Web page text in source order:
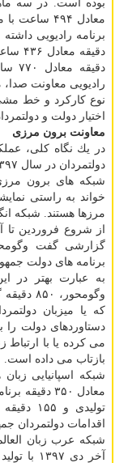
معادل ۴۹۴
رادیویی معاونت صدا،
نوع كاركرد و خط مشی
اختیار دولت و
معاونت برون مرزی
در یك نگاه كلی،
دولتمردان در سال ۱۳۹۷ به ترتیب زیر بوده است:
شبكه های برون
خواند به راستی
گزارشی گفت
برنامه های دولت
كه یا میزبان
دستاوردهای دولت
می كرده یا با ارتباط
بازتاب می داده است.
اقدامات دولتمردان
شبكه عرب زبان